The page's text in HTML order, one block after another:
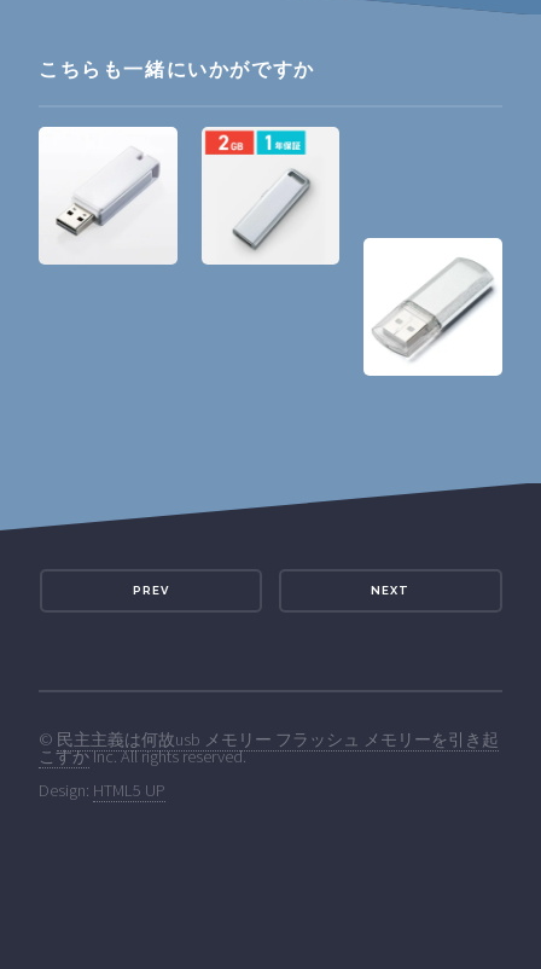
こちらも一緒にいかがですか
PREV NEXT
© 民主主義は何故usb メモリー フラッシュ メモリーを引き起
こすかInc. All rights reserved.
Design: HTML5 UP